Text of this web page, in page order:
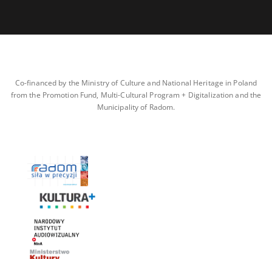
Co-financed by the Ministry of Culture and National Heritage in Poland
from the Promotion Fund, Multi-Cultural Program + Digitalization and the
Municipality of Radom.